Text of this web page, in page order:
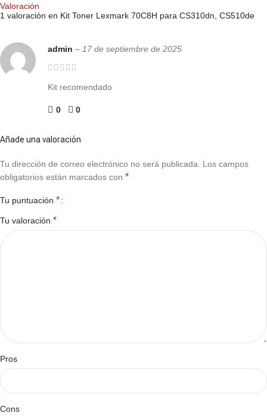
Valoración
1 valoración en Kit Toner Lexmark 70C8H para CS310dn, CS510de
admin – 17 de septiembre de 2025
Kit recomendado
0 0
Añade una valoración
Tu dirección de correo electrónico no será publicada.
Los campos
obligatorios están marcados con *
Tu puntuación *
Tu valoración *
Pros
Cons